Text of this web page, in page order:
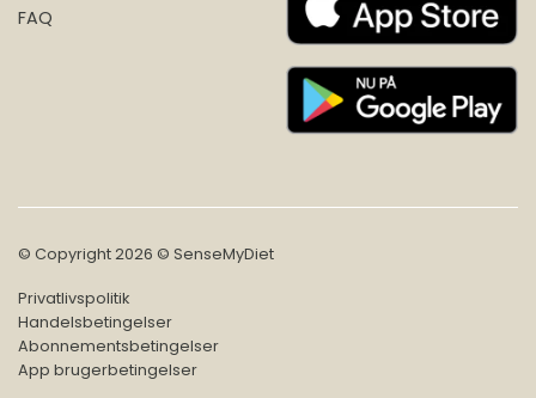
FAQ
© Copyright 2026 © SenseMyDiet
Privatlivspolitik
Handelsbetingelser
Abonnementsbetingelser
App brugerbetingelser